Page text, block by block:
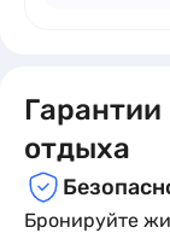
отдыха
Бронируйте